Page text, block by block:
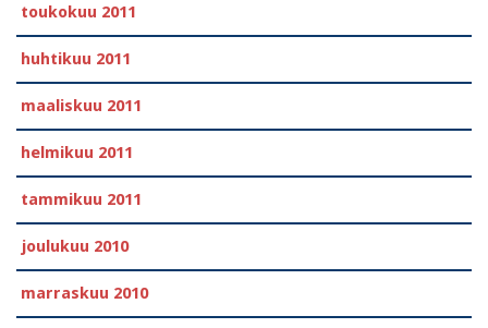
toukokuu 2011
huhtikuu 2011
maaliskuu 2011
helmikuu 2011
tammikuu 2011
joulukuu 2010
marraskuu 2010